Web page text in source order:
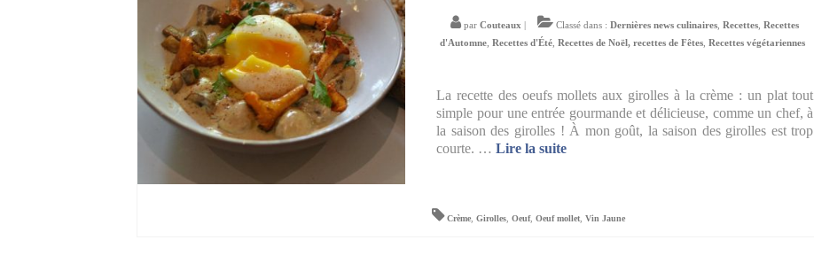
parCouteaux | Classé dans :Dernières news culinaires ,Recettes ,Recettes
d'Automne ,Recettes d'Été ,Recettes de Noël, recettes de Fêtes ,Recettes végétariennes
La recette des oeufs mollets aux girolles à la crème : un plat tout
simple pour une entrée gourmande et délicieuse, comme un chef, à
la saison des girolles ! À mon goût, la saison des girolles est trop
courte. …Lire la suite­­
Crème ,Girolles ,Oeuf,Oeuf mollet ,Vin Jaune